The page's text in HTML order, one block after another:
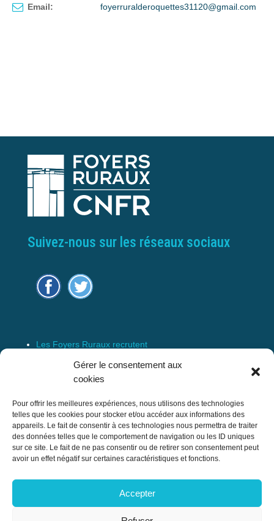
Gérer le consentement aux
cookies
Pour offrir les meilleures expériences, nous utilisons des technologies
telles que les cookies pour stocker et/ou accéder aux informations des
appareils. Le fait de consentir à ces technologies nous permettra de traiter
des données telles que le comportement de navigation ou les ID uniques
sur ce site. Le fait de ne pas consentir ou de retirer son consentement peut
avoir un effet négatif sur certaines caractéristiques et fonctions.
Accepter
Email: foyerruralderoquettes31120@gmail.com
Suivez-nous sur les réseaux sociaux
Les Foyers Ruraux recrutent
Connexion
Espace Membre
Confédération Nationale des Foyers Ruraux
& Associations de développement et
17 rue Navoiseau – 93100 MONTREUIL